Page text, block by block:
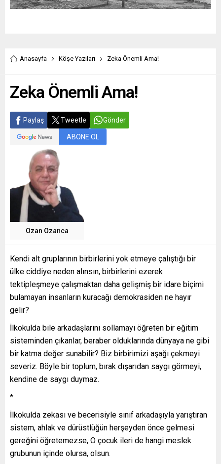
Anasayfa Köşe Yazıları Zeka Önemli Ama!
Zeka Önemli Ama!
Paylaş Tweetle Gönder
ABONE OL
Ozan Ozanca
Kendi alt gruplarının birbirlerini yok etmeye çalıştığı bir
ülke ciddiye neden alınsın, birbirlerini ezerek
tektipleşmeye çalışmaktan daha gelişmiş bir idare biçimi
bulamayan insanların kuracağı demokrasiden ne hayır
gelir?
İlkokulda bile arkadaşlarını sollamayı öğreten bir eğitim
sisteminden çıkanlar, beraber olduklarında dünyaya ne gibi
bir katma değer sunabilir? Biz birbirimizi aşağı çekmeyi
severiz. Böyle bir toplum, bırak dışarıdan saygı görmeyi,
kendine de saygı duymaz.
*
İlkokulda zekası ve becerisiyle sınıf arkadaşıyla yarıştıran
sistem, ahlak ve dürüstlüğün herşeyden önce gelmesi
gereğini öğretemezse, O çocuk ileri de hangi meslek
grubunun içinde olursa, olsun.